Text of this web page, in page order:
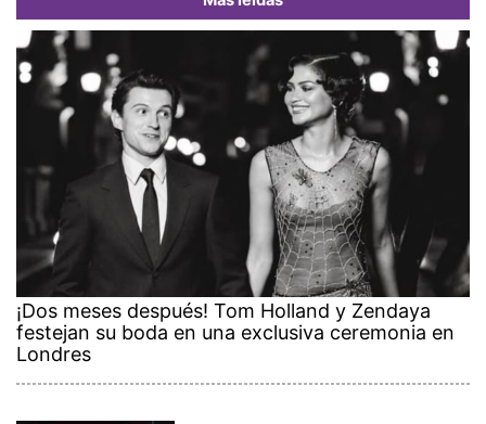
¡Dos meses después! Tom Holland y Zendaya
festejan su boda en una exclusiva ceremonia en
Londres